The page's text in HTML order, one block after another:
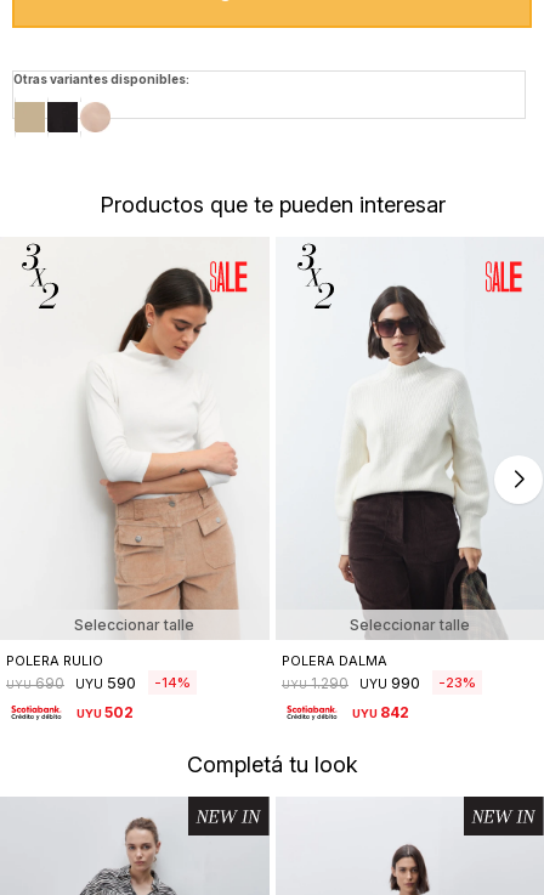
Otras variantes disponibles:
Productos que te pueden interesar
Seleccionar talle
POLERA RULIO
UYU 690 UYU 590 14
UYU502
Seleccionar talle
POLERA DALMA
UYU 1.290 UYU 990 23
UYU 842
Completá tu look